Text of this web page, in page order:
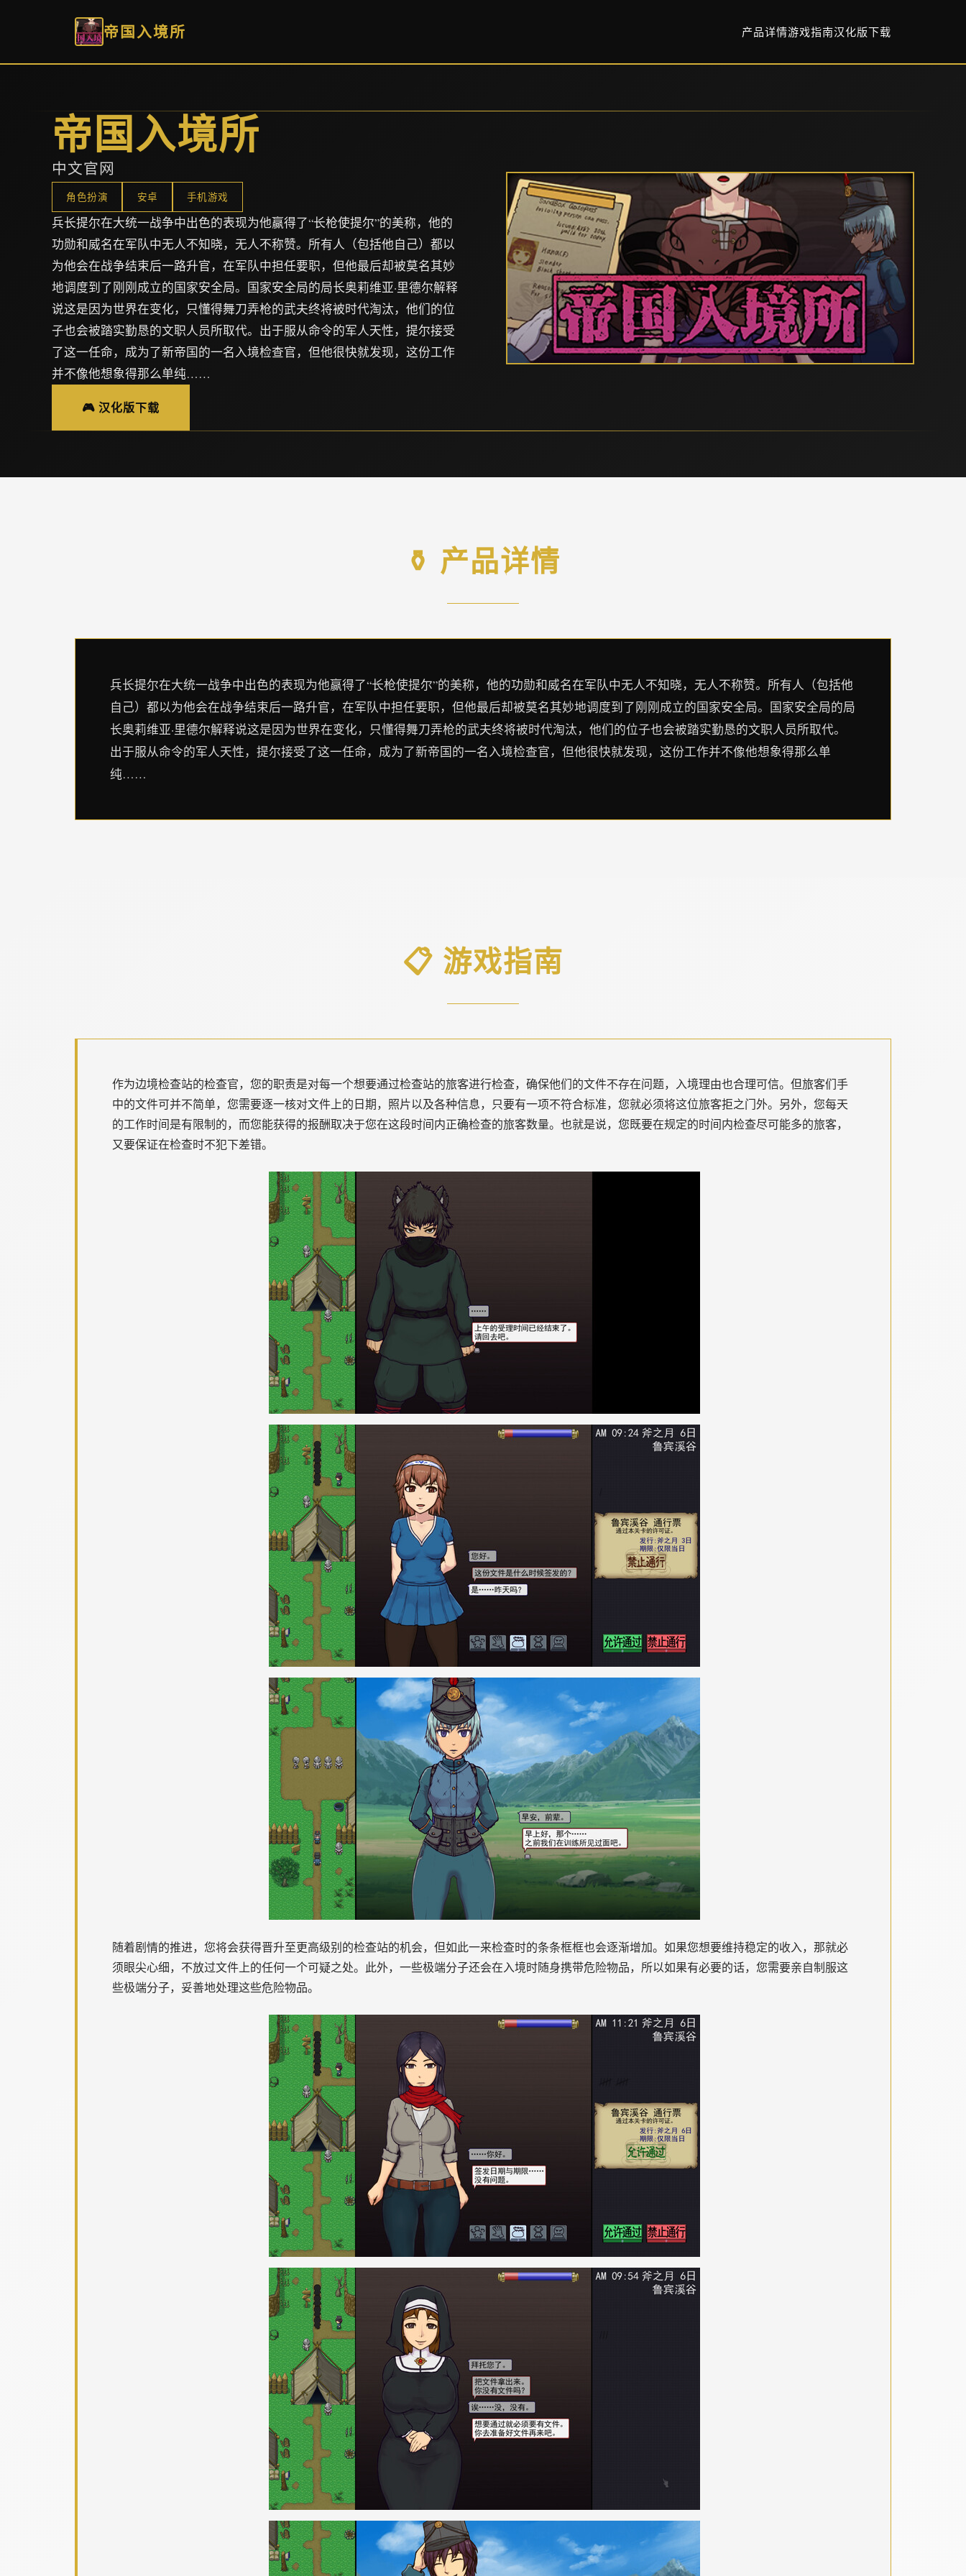
帝国入境所 产品详情游戏指南汉化版下载
帝国入境所
中文官网
角色扮演 安卓 手机游戏
兵长提尔在大统一战争中出色的表现为他赢得了“长枪使提尔”的美称，他的
功勋和威名在军队中无人不知晓，无人不称赞。所有人（包括他自己）都以
为他会在战争结束后一路升官，在军队中担任要职，但他最后却被莫名其妙
地调度到了刚刚成立的国家安全局。国家安全局的局长奥莉维亚·里德尔解释
说这是因为世界在变化，只懂得舞刀弄枪的武夫终将被时代淘汰，他们的位
子也会被踏实勤恳的文职人员所取代。出于服从命令的军人天性，提尔接受
了这一任命，成为了新帝国的一名入境检查官，但他很快就发现，这份工作
并不像他想象得那么单纯……
🎮 汉化版下载
⚱️ 产品详情
兵长提尔在大统一战争中出色的表现为他赢得了“长枪使提尔”的美称，他的功勋和威名在军队中无人不知晓，无人不称赞。所有人（包括他
自己）都以为他会在战争结束后一路升官，在军队中担任要职，但他最后却被莫名其妙地调度到了刚刚成立的国家安全局。国家安全局的局
长奥莉维亚·里德尔解释说这是因为世界在变化，只懂得舞刀弄枪的武夫终将被时代淘汰，他们的位子也会被踏实勤恳的文职人员所取代。
出于服从命令的军人天性，提尔接受了这一任命，成为了新帝国的一名入境检查官，但他很快就发现，这份工作并不像他想象得那么单
纯……
📋 游戏指南
作为边境检查站的检查官，您的职责是对每一个想要通过检查站的旅客进行检查，确保他们的文件不存在问题，入境理由也合理可信。但旅客们手
中的文件可并不简单，您需要逐一核对文件上的日期，照片以及各种信息，只要有一项不符合标准，您就必须将这位旅客拒之门外。另外，您每天
的工作时间是有限制的，而您能获得的报酬取决于您在这段时间内正确检查的旅客数量。也就是说，您既要在规定的时间内检查尽可能多的旅客，
又要保证在检查时不犯下差错。
随着剧情的推进，您将会获得晋升至更高级别的检查站的机会，但如此一来检查时的条条框框也会逐渐增加。如果您想要维持稳定的收入，那就必
须眼尖心细，不放过文件上的任何一个可疑之处。此外，一些极端分子还会在入境时随身携带危险物品，所以如果有必要的话，您需要亲自制服这
些极端分子，妥善地处理这些危险物品。